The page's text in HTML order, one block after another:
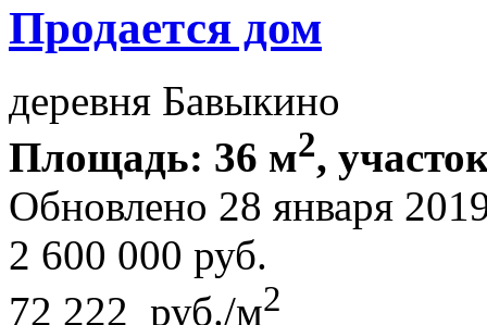
Продается дом
деревня Бавыкино
Площадь: 36 м2,
Обновлено 28 января
2 600 000 руб.
72 222 руб./м2